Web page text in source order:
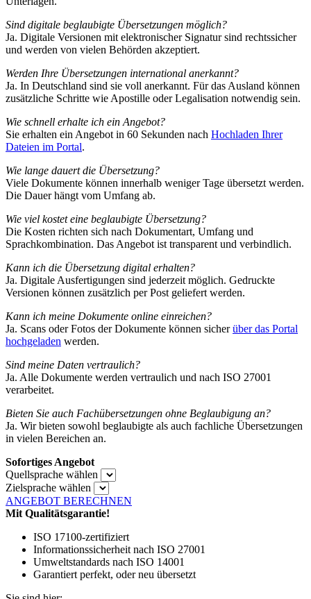
Sind digitale beglaubigte Übersetzungen möglich?
Ja. Digitale Versionen mit elektronischer Signatur sind rechtssicher
und werden von vielen Behörden akzeptiert.
Werden Ihre Übersetzungen international anerkannt?
Ja. In Deutschland sind sie voll anerkannt. Für das Ausland können
zusätzliche Schritte wie Apostille oder Legalisation notwendig sein.
Wie schnell erhalte ich ein Angebot?
Sie erhalten ein Angebot in 60 Sekunden nach Hochladen Ihrer
Dateien im Portal.
Wie lange dauert die Übersetzung?
Viele Dokumente können innerhalb weniger Tage übersetzt werden.
Die Dauer hängt vom Umfang ab.
Wie viel kostet eine beglaubigte Übersetzung?
Die Kosten richten sich nach Dokumentart, Umfang und
Sprachkombination. Das Angebot ist transparent und verbindlich.
Kann ich die Übersetzung digital erhalten?
Ja. Digitale Ausfertigungen sind jederzeit möglich. Gedruckte
Versionen können zusätzlich per Post geliefert werden.
Kann ich meine Dokumente online einreichen?
Ja. Scans oder Fotos der Dokumente können sicherüber das Portal
hochgeladen werden.
Sind meine Daten vertraulich?
Ja. Alle Dokumente werden vertraulich und nach ISO 27001
verarbeitet.
Bieten Sie auch Fachübersetzungen ohne Beglaubigung an?
Ja. Wir bieten sowohl beglaubigte als auch fachliche Übersetzungen
in vielen Bereichen an.
Sofortiges Angebot
Quellsprache wählen
Zielsprache wählen
ANGEBOT BERECHNEN
Mit Qualitätsgarantie!
ISO 17100-zertifiziert
Informationssicherheit nach ISO 27001
Umweltstandards nach ISO 14001
Garantiert perfekt, oder neu übersetzt